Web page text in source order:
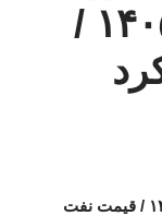
پنجشنبه ۲۸ خرداد ۱۴۰۵ /
قیمت جهانی نفت امروز پنجشنبه ۲۸ خرداد ۱۴۰۵ / قیمت نفت